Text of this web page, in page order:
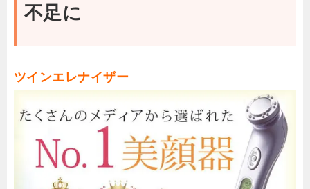
不足に
ツインエレナイザー